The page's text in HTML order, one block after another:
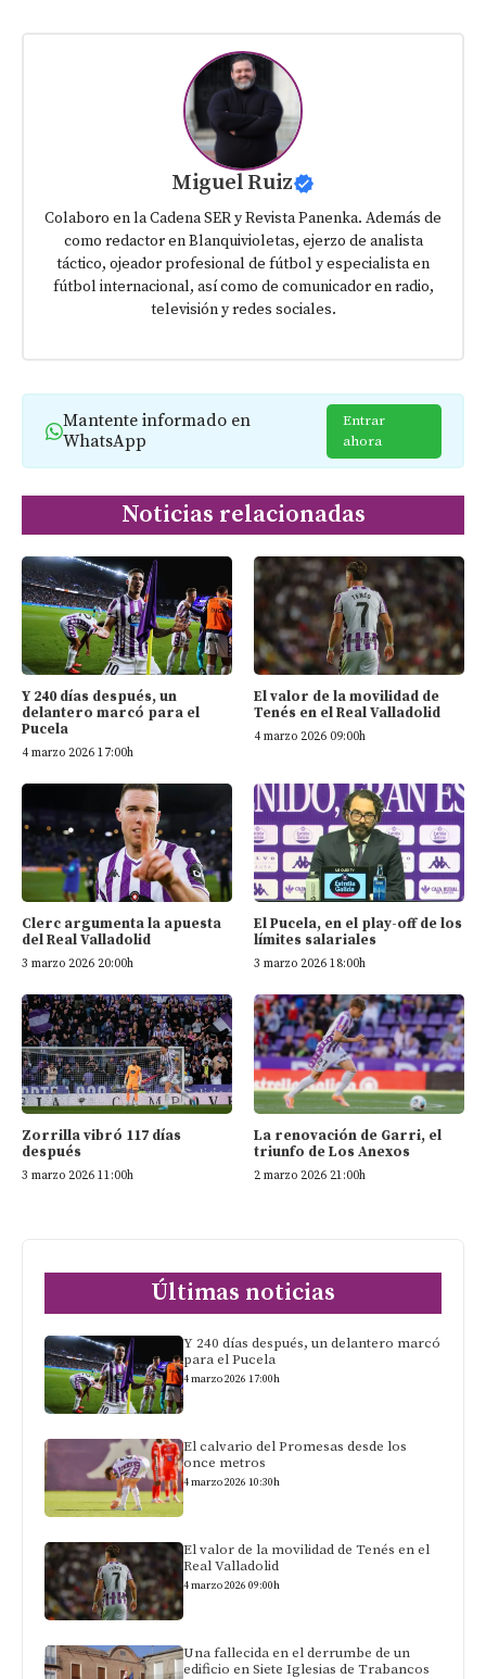
Miguel Ruiz
Colaboro en la Cadena SER y Revista Panenka. Además de
como redactor en Blanquivioletas, ejerzo de analista
táctico, ojeador profesional de fútbol y especialista en
fútbol internacional, así como de comunicador en radio,
televisión y redes sociales.
Mantente informado en
WhatsApp
Entrar
ahora
Noticias relacionadas
Y 240 días después, un
delantero marcó para el
Pucela
4 marzo 2026 17:00h
El valor de la movilidad de
Tenés en el Real Valladolid
4 marzo 2026 09:00h
Clerc argumenta la apuesta
del Real Valladolid
3 marzo 2026 20:00h
El Pucela, en el play-off de los
límites salariales
3 marzo 2026 18:00h
Zorrilla vibró 117 días
después
3 marzo 2026 11:00h
La renovación de Garri, el
triunfo de Los Anexos
2 marzo 2026 21:00h
Últimas noticias
Y 240 días después, un delantero marcó
para el Pucela
4 marzo 2026 17:00h
El calvario del Promesas desde los
once metros
4 marzo 2026 10:30h
El valor de la movilidad de Tenés en el
Real Valladolid
4 marzo 2026 09:00h
Una fallecida en el derrumbe de un
edificio en Siete Iglesias de Trabancos